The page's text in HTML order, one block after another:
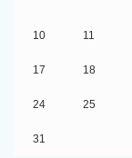
10 11
17 18
24 25
31